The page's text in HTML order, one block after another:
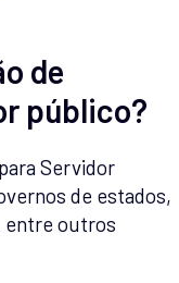
de
público?
Servidor
de estados,
entre outros